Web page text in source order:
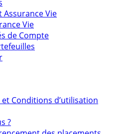
Vie
Vie
de Compte
Conditions d’utilisation